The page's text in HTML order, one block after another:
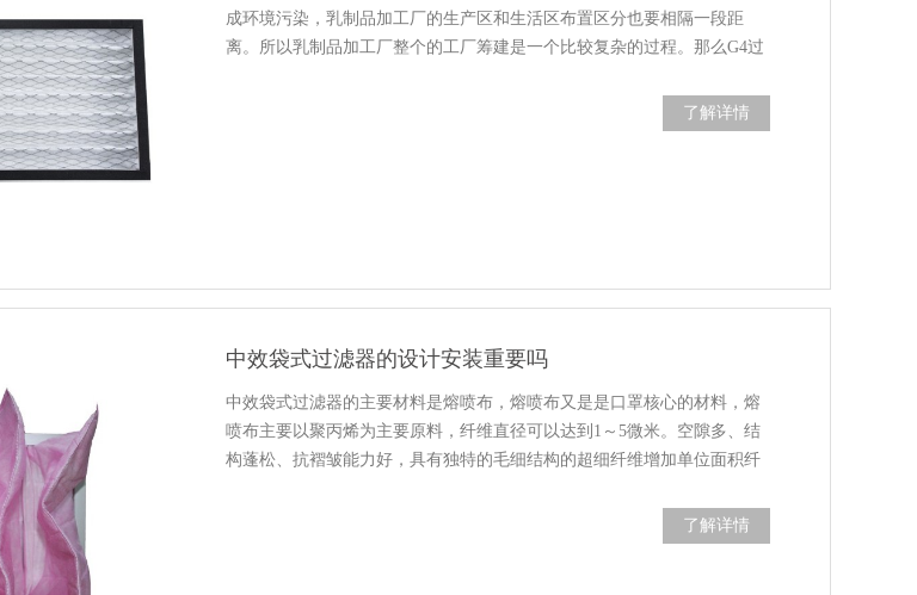
成环境污染，乳制品加工厂的生产区和生活区布置区分也要相隔一段距
离。所以乳制品加工厂整个的工厂筹建是一个比较复杂的过程。那么G4过
了解详情
中效袋式过滤器的设计安装重要吗
中效袋式过滤器的主要材料是熔喷布，熔喷布又是是口罩核心的材料，熔
喷布主要以聚丙烯为主要原料，纤维直径可以达到1～5微米。空隙多、结
构蓬松、抗褶皱能力好，具有独特的毛细结构的超细纤维增加单位面积纤
了解详情